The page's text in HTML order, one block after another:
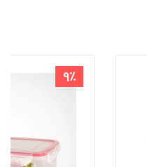
9٪